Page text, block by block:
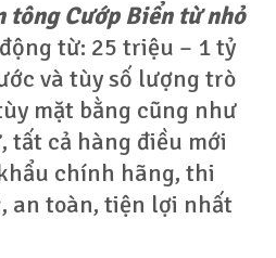
tông Cướp Biển từ nhỏ
từ: 25 triệu – 1 tỷ
và tùy số lượng trò
mặt bằng cũng như
tất cả hàng điều mới
chính hãng, thi
an toàn, tiện lợi nhất